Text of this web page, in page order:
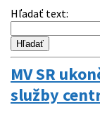
Hľadať text:
MV SR
služby